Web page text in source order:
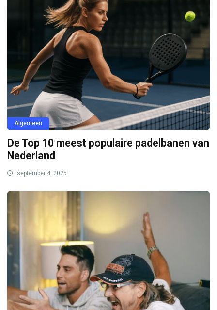
Algemeen
De Top 10 meest populaire padelbanen van
Nederland
september 4, 2025